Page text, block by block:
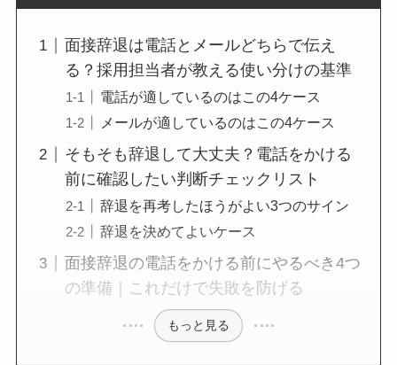
面接辞退は電話とメールどちらで伝え
る？採用担当者が教える使い分けの基準
電話が適しているのはこの4ケース
メールが適しているのはこの4ケース
そもそも辞退して大丈夫？電話をかける
前に確認したい判断チェックリスト
辞退を再考したほうがよい3つのサイン
辞退を決めてよいケース
面接辞退の電話をかける前にやるべき4つ
の準備｜これだけで失敗を防げる
もっと見る